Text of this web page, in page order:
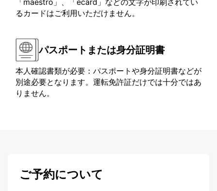
「maestro」、「ecard」などの文字が印刷されてい
るカードはご利用いただけません。
パスポートまたは身分証明書
本人確認書類が必要：パスポートや身分証明書などが
別途必要となります。運転免許証だけでは十分ではあ
りません。
ご予約について